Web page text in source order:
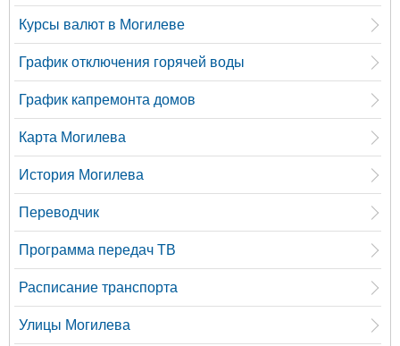
Курсы валют в Могилеве
График отключения горячей воды
График капремонта домов
Карта Могилева
История Могилева
Переводчик
Программа передач ТВ
Расписание транспорта
Улицы Могилева